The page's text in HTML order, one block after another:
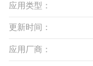
应用类型：
更新时间：
应用厂商：